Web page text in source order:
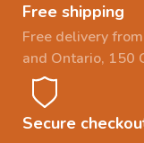
Free shipping
Free delivery
and Ontario, 150
Secure